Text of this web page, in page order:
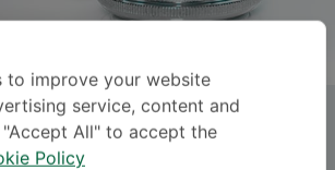
to improve your website
service, content and
All" to accept the
Policy